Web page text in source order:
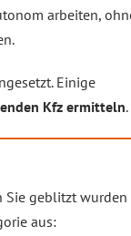
arbeiten,
Einige
Kfz ermitteln.
Sie geblitzt wurden
aus: